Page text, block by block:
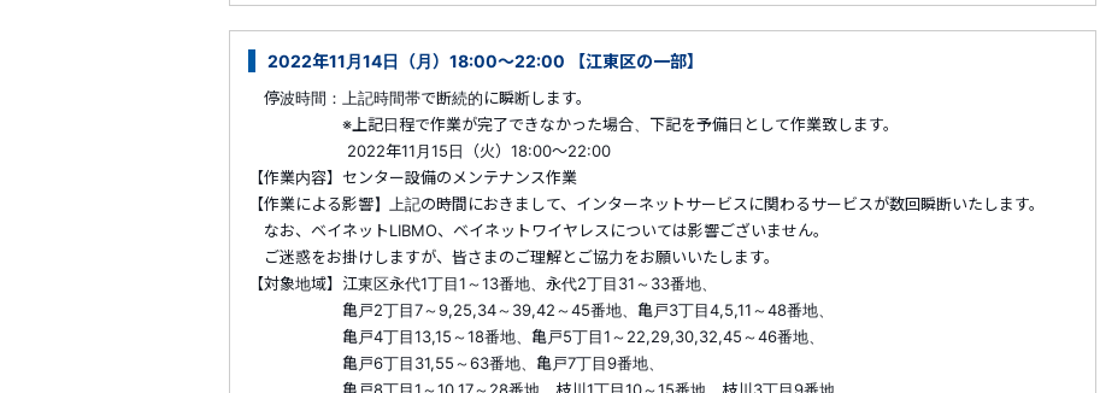
2022年11月14日（月）18:00～22:00 【江東区の一部】
停波時間：上記時間帯で断続的に瞬断します。
※上記日程で作業が完了できなかった場合、下記を予備日として作業致します。
2022年11月15日（火）18:00～22:00
【作業内容】センター設備のメンテナンス作業
【作業による影響】上記の時間におきまして、インターネットサービスに関わるサービスが数回瞬断いたします。
なお、ベイネットLIBMO、ベイネットワイヤレスについては影響ございません。
ご迷惑をお掛けしますが、皆さまのご理解とご協力をお願いいたします。
【対象地域】江東区永代1丁目1～13番地、永代2丁目31～33番地、
亀戸2丁目7～9,25,34～39,42～45番地、亀戸3丁目4,5,11～48番地、
亀戸4丁目13,15～18番地、亀戸5丁目1～22,29,30,32,45～46番地、
亀戸6丁目31,55～63番地、亀戸7丁目9番地、